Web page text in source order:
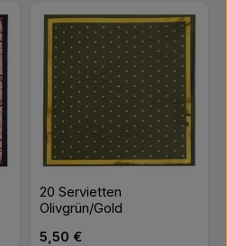
20 Servietten
Olivgrün/Gold
Regulärer Preis:
5,50 €